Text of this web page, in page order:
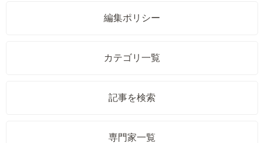
編集ポリシー
カテゴリ一覧
記事を検索
専門家一覧